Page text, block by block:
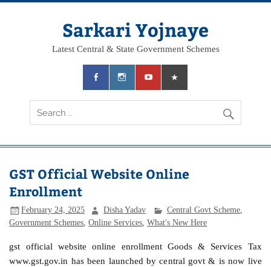
Skip
Sarkari Yojnaye
Latest Central & State Government Schemes
GST Official Website Online
Enrollment
February 24, 2025 Disha Yadav Central Govt Scheme,
Government Schemes ,Online Services ,What's New Here
gst official website online enrollment Goods & Services Tax
www.gst.gov.in has been launched by central govt & is now live